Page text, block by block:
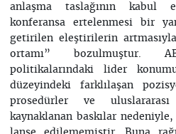
anlaşma taslağının kabul
konferansa ertelenmesi bir
getirilen eleştirilerin
ortamı” bozulmuştur.
politikalarındaki lider
düzeyindeki farklılaşan
prosedürler ve uluslararası
kaynaklanan baskılar